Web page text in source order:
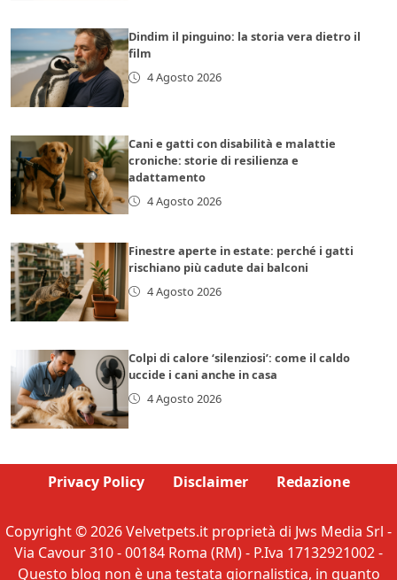
Dindim il pinguino: la storia vera dietro il
film
4 Agosto 2026
Cani e gatti con disabilità e malattie
croniche: storie di resilienza e
adattamento
4 Agosto 2026
Finestre aperte in estate: perché i gatti
rischiano più cadute dai balconi
4 Agosto 2026
Colpi di calore ‘silenziosi’: come il caldo
uccide i cani anche in casa
4 Agosto 2026
Privacy Policy Disclaimer Redazione
Copyright © 2026 Velvetpets.it proprietà di Jws Media Srl -
Via Cavour 310 - 00184 Roma (RM) - P.Iva 17132921002 -
Questo blog non è una testata giornalistica, in quanto